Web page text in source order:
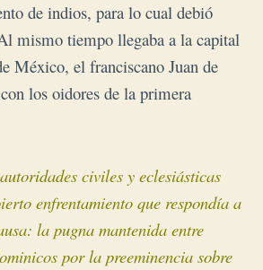
de indios, para lo cual debió
mismo tiempo llegaba a la capital
México, el franciscano Juan de
los oidores de la primera
civiles y eclesiásticas
enfrentamiento que respondía a
la pugna mantenida entre
por la preeminencia sobre